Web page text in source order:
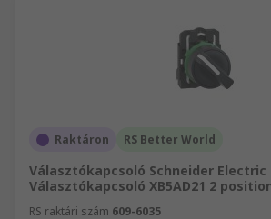
Raktáron RS Better World
Választókapcsoló Schneider Electric
Választókapcsoló XB5AD21 2
RS raktári szám 609-6035